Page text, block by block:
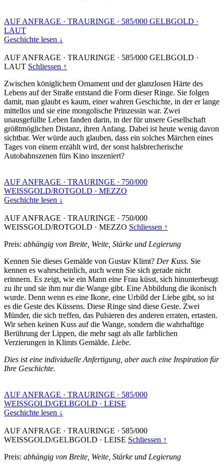
AUF ANFRAGE · TRAURINGE · 585/000 GELBGOLD ·
LAUT
Geschichte lesen ↓
AUF ANFRAGE · TRAURINGE · 585/000 GELBGOLD ·
LAUT Schliessen ↑
Zwischen königlichem Ornament und der glanzlosen Härte des
Lebens auf der Straße entstand die Form dieser Ringe. Sie folgen
damit, man glaubt es kaum, einer wahren Geschichte, in der er lange
mittellos und sie eine mongolische Prinzessin war. Zwei
unausgefüllte Leben fanden darin, in der für unsere Gesellschaft
größtmöglichen Distanz, ihren Anfang. Dabei ist heute wenig davon
sichtbar. Wer würde auch glauben, dass ein solches Märchen eines
Tages von einem erzählt wird, der sonst halsbrecherische
Autobahnszenen fürs Kino inszeniert?
AUF ANFRAGE · TRAURINGE · 750/000
WEISSGOLD/ROTGOLD · MEZZO
Geschichte lesen ↓
AUF ANFRAGE · TRAURINGE · 750/000
WEISSGOLD/ROTGOLD · MEZZO Schliessen ↑
Preis: abhängig von Breite, Weite, Stärke und Legierung
Kennen Sie dieses Gemälde von Gustav Klimt? Der Kuss. Sie
kennen es wahrscheinlich, auch wenn Sie sich gerade nicht
erinnern. Es zeigt, wie ein Mann eine Frau küsst, sich hinunterbeugt
zu ihr und sie ihm nur die Wange gibt. Eine Abbildung die ikonisch
wurde. Denn wenn es eine Ikone, eine Urbild der Liebe gibt, so ist
es die Geste des Küssens. Diese Ringe sind diese Geste. Zwei
Münder, die sich treffen, das Pulsieren des anderen erraten, ertasten.
Wir sehen keinen Kuss auf die Wange, sondern die wahrhaftige
Berührung der Lippen, die mehr sagt als alle farblichen
Verzierungen in Klimts Gemälde. Liebe.
Dies ist eine individuelle Anfertigung, aber auch eine Inspiration für
Ihre Geschichte.
AUF ANFRAGE · TRAURINGE · 585/000
WEISSGOLD/GELBGOLD · LEISE
Geschichte lesen ↓
AUF ANFRAGE · TRAURINGE · 585/000
WEISSGOLD/GELBGOLD · LEISE Schliessen ↑
Preis: abhängig von Breite, Weite, Stärke und Legierung